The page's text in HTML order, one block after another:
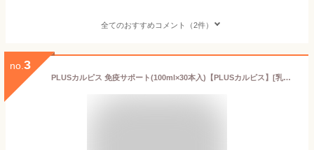
全てのおすすめコメント（2件）
no. 3
PLUSカルピス 免疫サポート(100ml×30本入)【PLUSカルピス】[乳酸菌 機能性 免疫]